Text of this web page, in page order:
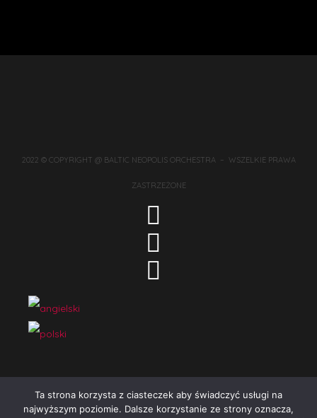
2022 © COPYRIGHT @ BALTIC NEOPOLIS ORCHESTRA – WSZELKIE PRAWA
ZASTRZEŻONE
Ta strona korzysta z ciasteczek aby świadczyć usługi na
najwyższym poziomie. Dalsze korzystanie ze strony oznacza,